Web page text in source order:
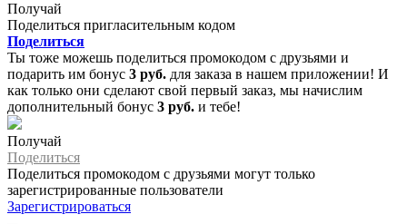
Получай
Поделиться пригласительным кодом
Поделиться
Ты тоже можешь поделиться промокодом с друзьями и
подарить им бонус 3 руб. для заказа в нашем приложении! И
как только они сделают свой первый заказ, мы начислим
дополнительный бонус 3 руб. и тебе!
Получай
Поделиться
Поделиться промокодом с друзьями могут только
зарегистрированные пользователи
Зарегистрироваться